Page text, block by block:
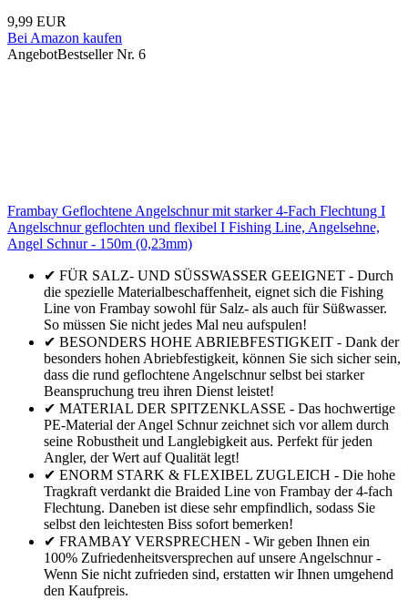
9,99 EUR
Bei Amazon kaufen
AngebotBestseller Nr. 6
Frambay Geflochtene Angelschnur mit starker 4-Fach Flechtung I
Angelschnur geflochten und flexibel I Fishing Line, Angelsehne,
Angel Schnur - 150m (0,23mm)
✔ FÜR SALZ- UND SÜSSWASSER GEEIGNET - Durch
die spezielle Materialbeschaffenheit, eignet sich die Fishing
Line von Frambay sowohl für Salz- als auch für Süßwasser.
So müssen Sie nicht jedes Mal neu aufspulen!
✔ BESONDERS HOHE ABRIEBFESTIGKEIT - Dank der
besonders hohen Abriebfestigkeit, können Sie sich sicher sein,
dass die rund geflochtene Angelschnur selbst bei starker
Beanspruchung treu ihren Dienst leistet!
✔ MATERIAL DER SPITZENKLASSE - Das hochwertige
PE-Material der Angel Schnur zeichnet sich vor allem durch
seine Robustheit und Langlebigkeit aus. Perfekt für jeden
Angler, der Wert auf Qualität legt!
✔ ENORM STARK & FLEXIBEL ZUGLEICH - Die hohe
Tragkraft verdankt die Braided Line von Frambay der 4-fach
Flechtung. Daneben ist diese sehr empfindlich, sodass Sie
selbst den leichtesten Biss sofort bemerken!
✔ FRAMBAY VERSPRECHEN - Wir geben Ihnen ein
100% Zufriedenheitsversprechen auf unsere Angelschnur -
Wenn Sie nicht zufrieden sind, erstatten wir Ihnen umgehend
den Kaufpreis.